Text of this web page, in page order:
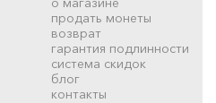
продать монеты
возврат
гарантия подлинности
система скидок
блог
контакты